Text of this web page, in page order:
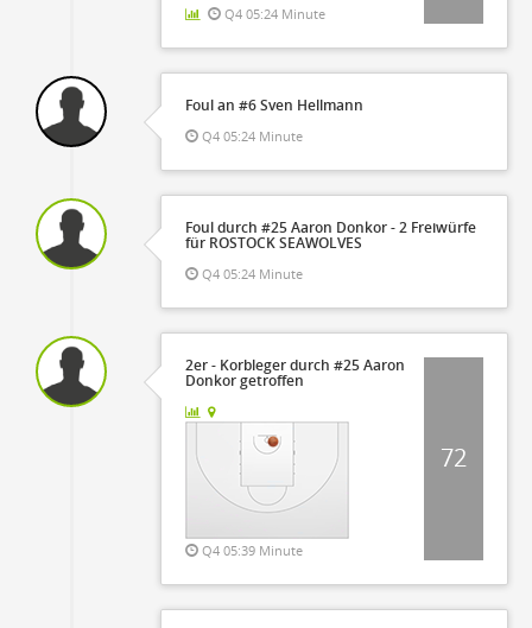
Q4 05:24 Minute
Foul an #6 Sven Hellmann
Q4 05:24 Minute
Foul durch #25 Aaron Donkor - 2 Freiwürfe
für ROSTOCK SEAWOLVES
Q4 05:24 Minute
2er - Korbleger durch #25 Aaron
Donkor getroffen
Q4 05:39 Minute
72